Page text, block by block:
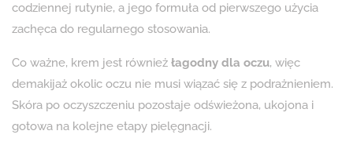
codziennej rutynie, a jego formuła od pierwszego użycia
zachęca do regularnego stosowania.
Co ważne, krem jest również łagodny dla oczu, więc
demakijaż okolic oczu nie musi wiązać się z podrażnieniem.
Skóra po oczyszczeniu pozostaje odświeżona, ukojona i
gotowa na kolejne etapy pielęgnacji.